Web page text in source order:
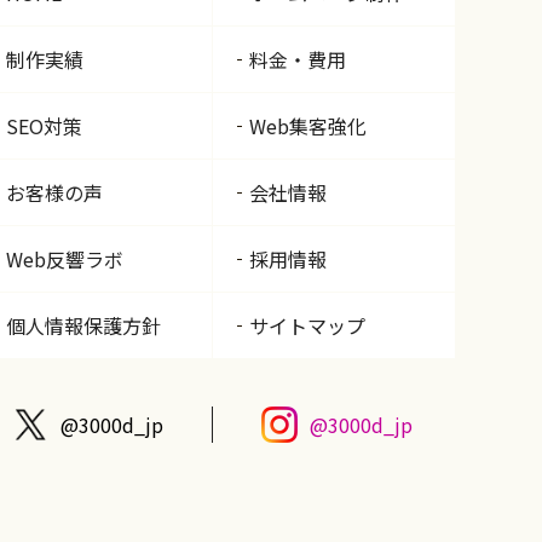
制作実績 料金・費用
SEO対策 Web集客強化
お客様の声 会社情報
Web反響ラボ 採用情報
個人情報保護方針 サイトマップ
@3000d_jp @3000d_jp